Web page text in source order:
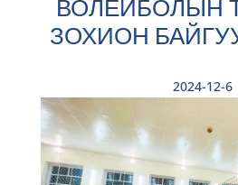
ВОЛЕЙБОЛЫН
ЗОХИОН
2024-12-6